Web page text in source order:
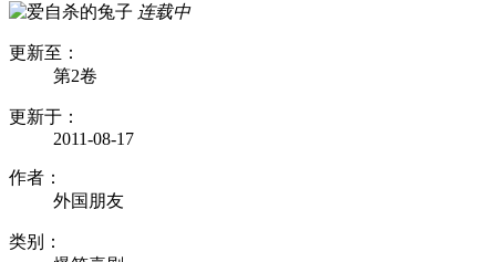
连载中
更新至：
第2卷
更新于：
2011-08-17
作者：
外国朋友
类别：